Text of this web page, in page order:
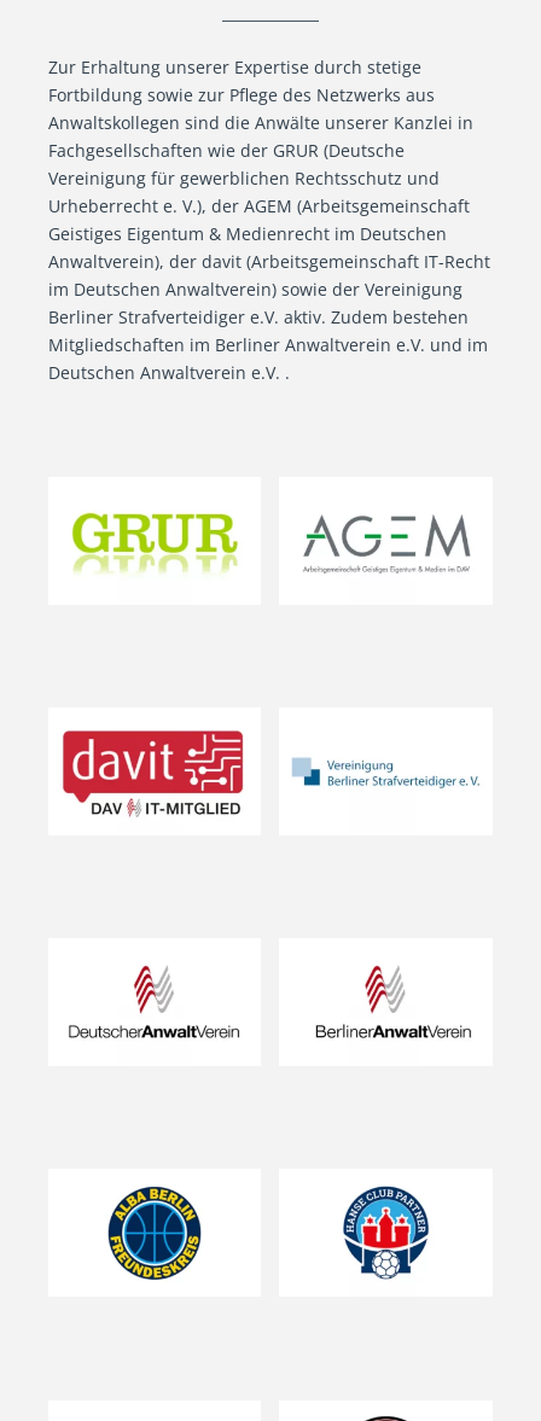
Zur Erhaltung unserer Expertise durch stetige
Fortbildung sowie zur Pflege des Netzwerks aus
Anwaltskollegen sind die Anwälte unserer Kanzlei in
Fachgesellschaften wie der GRUR (Deutsche
Vereinigung für gewerblichen Rechtsschutz und
Urheberrecht e. V.), der AGEM (Arbeitsgemeinschaft
Geistiges Eigentum & Medienrecht im Deutschen
Anwaltverein), der davit (Arbeitsgemeinschaft IT-Recht
im Deutschen Anwaltverein) sowie der Vereinigung
Berliner Strafverteidiger e.V. aktiv. Zudem bestehen
Mitgliedschaften im Berliner Anwaltverein e.V. und im
Deutschen Anwaltverein e.V. .